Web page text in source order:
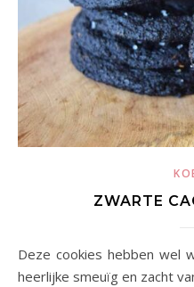
ZWARTE
Deze cookies hebben wel wat weg van brownies. Ze zijn
heerlijke smeuïg en zacht